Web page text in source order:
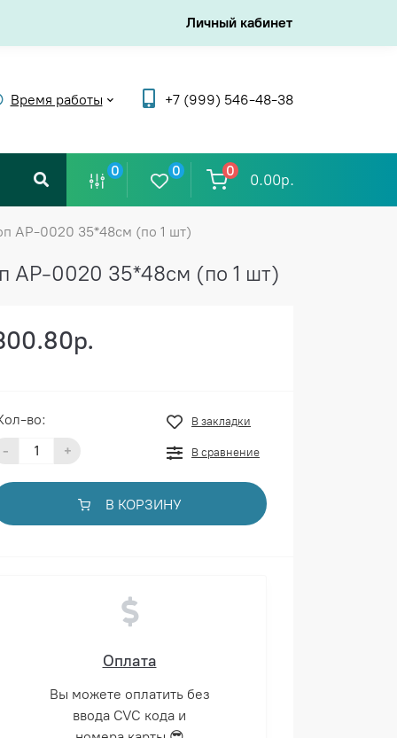
Личный кабинет
Время работы +7 (999) 546-48-38
0 0 0
0.00р.
АР-0020 35*48см (по 1 шт)
АР-0020 35*48см (по 1 шт)
во:
- +
В закладки
В сравнение
В КОРЗИНУ
Оплата
Вы можете оплатить без
ввода CVC кода и